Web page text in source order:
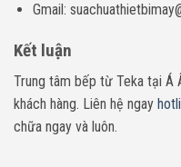
Gmail:
Kết luận
Trung tâm bếp từ Teka tại Á
khách hàng. Liên hệ ngay
chữa ngay và luôn.